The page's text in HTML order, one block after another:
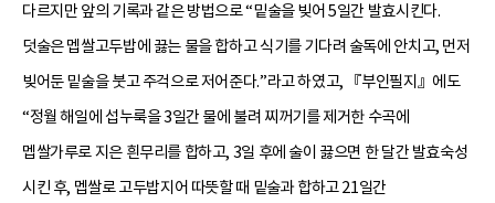
다르지만 앞의 기록과 같은 방법으로 “밑술을 빚어 5일간 발효시킨다.
덧술은 멥쌀고두밥에 끓는 물을 합하고 식기를 기다려 술독에 안치고, 먼저
빚어둔 밑술을 붓고 주걱으로 저어준다.”라고 하였고, 『부인필지』에도
“정월 해일에 섭누룩을 3일간 물에 불려 찌꺼기를 제거한 수곡에
멥쌀가루로 지은 흰무리를 합하고, 3일 후에 술이 끓으면 한 달간 발효숙성
시킨 후, 멥쌀로 고두밥지어 따뜻할 때 밑술과 합하고 21일간